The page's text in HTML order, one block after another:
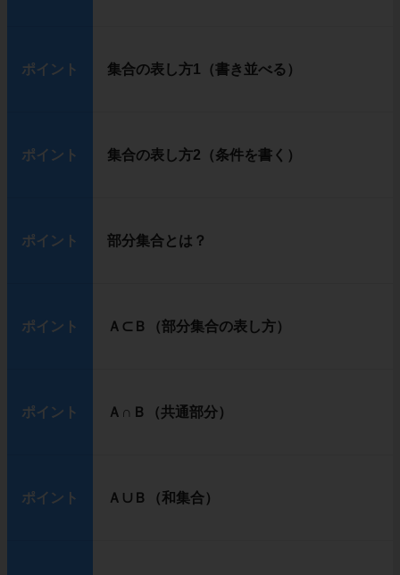
ポイント 集合の表し方1（書き並べる）
ポイント 集合の表し方2（条件を書く）
ポイント 部分集合とは？
ポイント Ａ⊂Ｂ（部分集合の表し方）
ポイント Ａ∩Ｂ（共通部分）
ポイント Ａ∪Ｂ（和集合）